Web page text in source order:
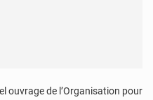
ouvrage de l’Organisation pour